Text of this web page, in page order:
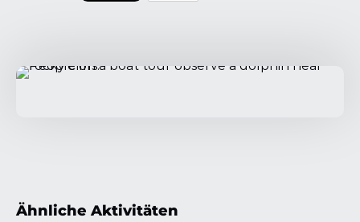
Ähnliche Aktivitäten